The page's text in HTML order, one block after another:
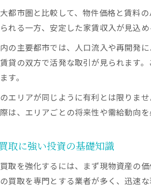
都市圏と比較して、物件価格と賃料
れる一方、安定した家賃収入が見込
の主要都市では、人口流入や再開発
貸の双方で活発な取引が見られます
す。
エリアが同じように有利とは限りま
は、エリアごとの将来性や需給動向
取に強い投資の基礎知識
取を強化するには、まず現物資産の
買取を専門とする業者が多く、迅速